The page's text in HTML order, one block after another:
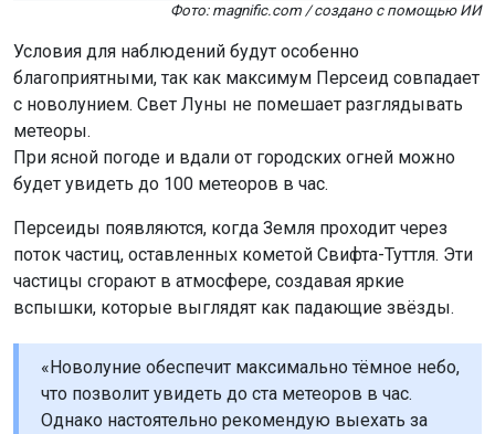
Фото: magnific.com / создано с помощью ИИ
Условия для наблюдений будут особенно
благоприятными, так как максимум Персеид совпадает
с новолунием. Свет Луны не помешает разглядывать
метеоры.
При ясной погоде и вдали от городских огней можно
будет увидеть до 100 метеоров в час.
Персеиды появляются, когда Земля проходит через
поток частиц, оставленных кометой Свифта-Туттля. Эти
частицы сгорают в атмосфере, создавая яркие
вспышки, которые выглядят как падающие звёзды.
«Новолуние обеспечит максимально тёмное небо,
что позволит увидеть до ста метеоров в час.
Однако настоятельно рекомендую выехать за